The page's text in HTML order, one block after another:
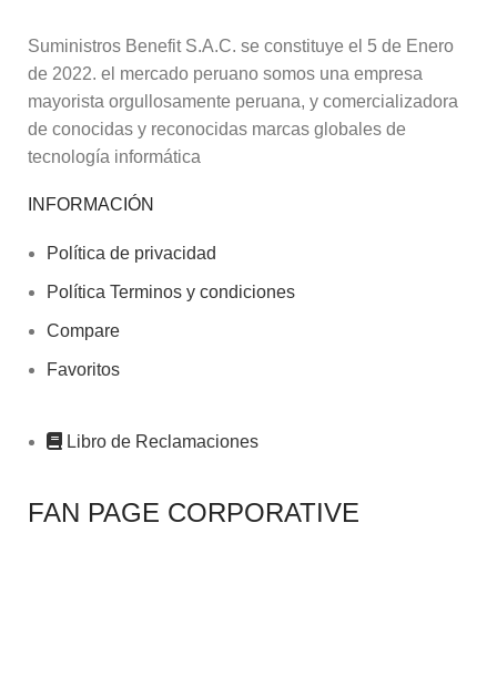
Suministros Benefit S.A.C. se constituye el 5 de Enero
de 2022. el mercado peruano somos una empresa
mayorista orgullosamente peruana, y comercializadora
de conocidas y reconocidas marcas globales de
tecnología informática
INFORMACIÓN
Política de privacidad
Política Terminos y condiciones
Compare
Favoritos
Libro de Reclamaciones
FAN PAGE CORPORATIVE